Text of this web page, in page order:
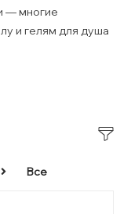
— многие
и гелям для душа
Все